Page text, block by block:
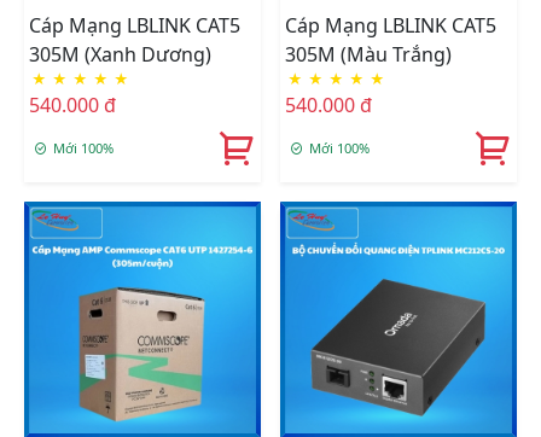
Cáp Mạng LBLINK CAT5
305M (Xanh Dương)
★ ★ ★ ★ ★
540.000 đ
Mới 100%
Cáp Mạng LBLINK CAT5
305M (Màu Trắng)
★ ★ ★ ★ ★
540.000 đ
Mới 100%